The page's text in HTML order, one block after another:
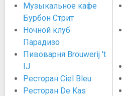
Музыкальное кафе
Бурбон Стрит
Ночной клуб
Парадизо
Пивоварня Brouwerij 't
IJ
Ресторан Ciel Bleu
Ресторан De Kas